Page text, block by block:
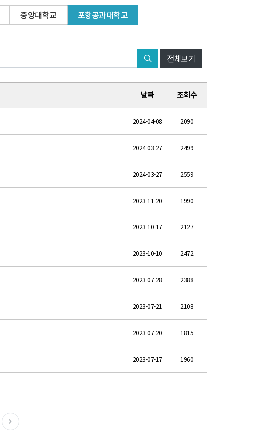
중앙대학교 포항공과대학교
전체보기
날짜 조회수
2024-04-08 2090
2024-03-27 2499
2024-03-27 2559
2023-11-20 1990
2023-10-17 2127
2023-10-10 2472
2023-07-28 2388
2023-07-21 2108
2023-07-20 1815
2023-07-17 1960